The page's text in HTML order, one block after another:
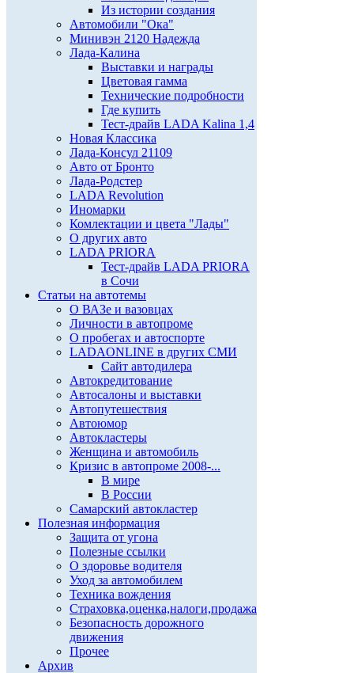
Из истории создания
Автомобили "Ока"
Минивэн 2120 Надежда
Лада-Калина
Выставки и награды
Цветовая гамма
Технические подробности
Где купить
Тест-драйв LADA Kalina 1,4
Новая Классика
Лада-Консул 21109
Авто от Бронто
Лада-Родстер
LADA Revolution
Иномарки
Комлектации и цвета "Лады"
О других авто
LADA PRIORA
Тест-драйв LADA PRIORA
в Сочи
Статьи на автотемы
О ВАЗе и вазовцах
Личности в автопроме
О пробегах и автоспорте
LADAONLINE в других СМИ
Сайт автодилера
Автокредитование
Автосалоны и выставки
Автопутешествия
Автоюмор
Автокластеры
Женщина и автомобиль
Кризис в автопроме 2008-...
В мире
В России
Самарский автокластер
Полезная информация
Защита от угона
Полезные ссылки
О здоровье водителя
Уход за автомобилем
Техника вождения
Страховка,оценка,налоги,продажа
Безопасность дорожного
движения
Прочее
Архив